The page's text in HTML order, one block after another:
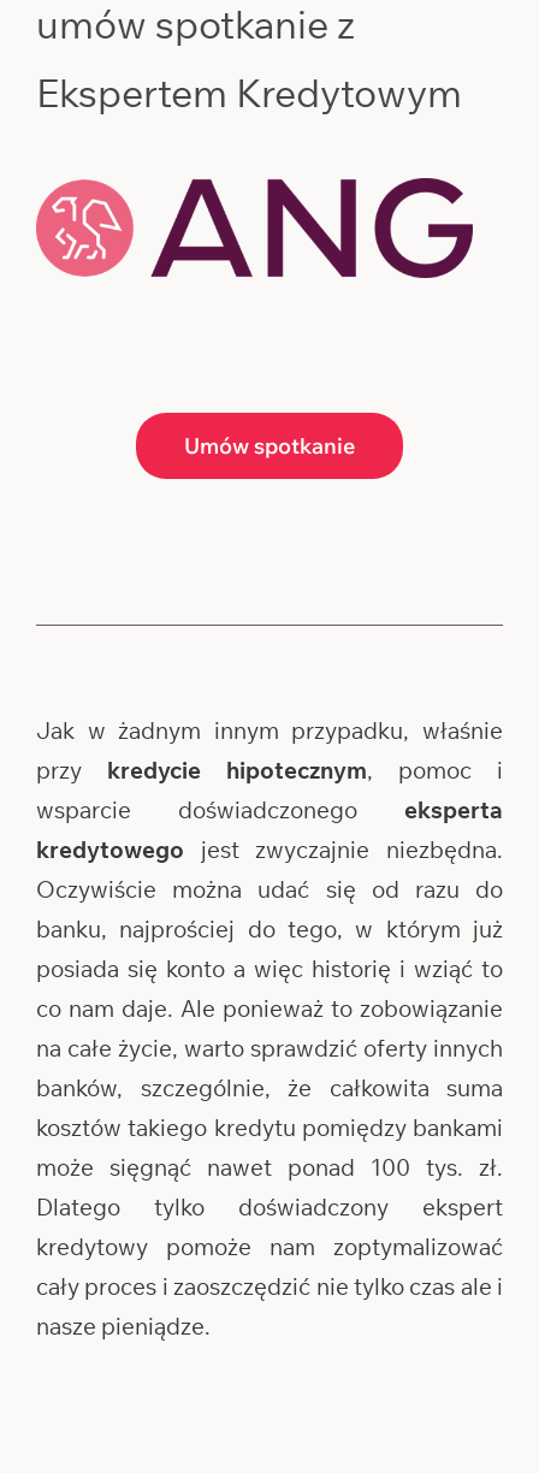
umów spotkanie z
Ekspertem Kredytowym
Umów spotkanie
Jak w żadnym innym przypadku, właśnie
przy kredycie hipotecznym, pomoc i
wsparcie doświadczonego eksperta
kredytowego jest zwyczajnie niezbędna.
Oczywiście można udać się od razu do
banku, najprościej do tego, w którym już
posiada się konto a więc historię i wziąć to
co nam daje. Ale ponieważ to zobowiązanie
na całe życie, warto sprawdzić oferty innych
banków, szczególnie, że całkowita suma
kosztów takiego kredytu pomiędzy bankami
może sięgnąć nawet ponad 100 tys. zł.
Dlatego tylko doświadczony ekspert
kredytowy pomoże nam zoptymalizować
cały proces i zaoszczędzić nie tylko czas ale i
nasze pieniądze.